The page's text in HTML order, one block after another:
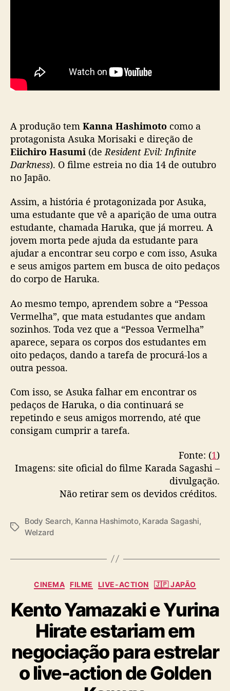
s
’
d
i
v
a
n
o
v
o
t
e
r
A produção tem Kanna Hashimoto como a
protagonista Asuka Morisaki e direção de
Eiichiro Hasumi (deResident Evil: Infinite
Darkness). O filme estreia no dia 14 de outubro
no Japão.
Assim, a história é protagonizada por Asuka,
uma estudante que vê a aparição de uma outra
estudante, chamada Haruka, que já morreu. A
jovem morta pede ajuda da estudante para
ajudar a encontrar seu corpo e com isso, Asuka
e seus amigos partem em busca de oito pedaços
do corpo de Haruka.
Ao mesmo tempo, aprendem sobre a “Pessoa
Vermelha”, que mata estudantes que andam
sozinhos. Toda vez que a “Pessoa Vermelha”
aparece, separa os corpos dos estudantes em
oito pedaços, dando a tarefa de procurá-los a
outra pessoa.
Com isso, se Asuka falhar em encontrar os
pedaços de Haruka, o dia continuará se
repetindo e seus amigos morrendo, até que
consigam cumprir a tarefa.
Fonte: (1)
Imagens: site oficial do filme Karada Sagashi –
divulgação.
Não retirar sem os devidos créditos.
T
s
Body Search, Kanna Hashimoto, Karada Sagashi,
Welzard
C
t
e
g
o
r
i
a
CINEMA FILME LIVE-ACTION 🇯🇵 JAPÃO
Kento Yamazaki e Yurina
Hirate estariam em
negociação para estrelar
o live-action de Golden